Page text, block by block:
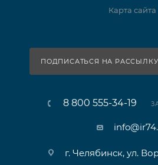
Карта сайта
ПОДПИСАТЬСЯ НА РАССЫЛКУ
8 800 555-34-19
г. Челябинск, ул.